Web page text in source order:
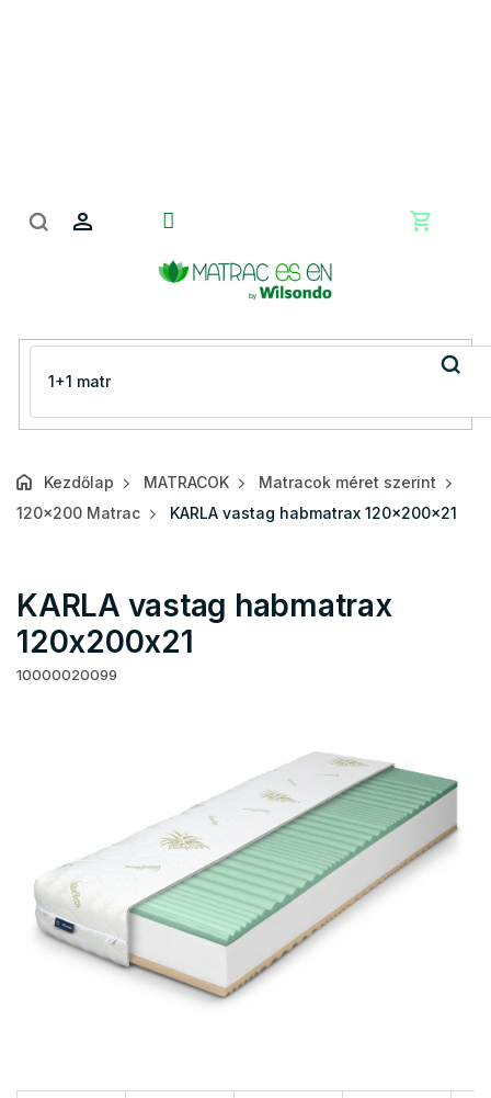
Kosár
Kezdőlap MATRACOK
Matracok méret szerint
120x200 Matrac
KARLA vastag habmatrax 120x200x21
KARLA vastag habmatrax
120x200x21
10000020099